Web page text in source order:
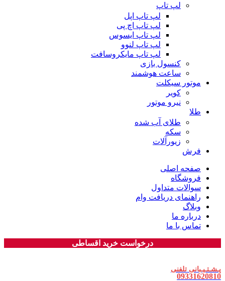
لپ تاپ
لپ تاپ اپل
لپ تاپ اچ پی
لپ تاپ ایسوس
لپ تاپ لنوو
لپ تاپ مایکروسافت
کنسول بازی
ساعت هوشمند
موتور سیکلت
کویر
نیرو موتور
طلا
طلای آب شده
سکه
زیورآلات
فرش
صفحه اصلی
فروشگاه
سوالات متداول
راهنمای دریافت وام
وبلاگ
درباره ما
تماس با ما
درخواست خرید اقساطی
پـشـتـیـبانی تلفنی
09331620810